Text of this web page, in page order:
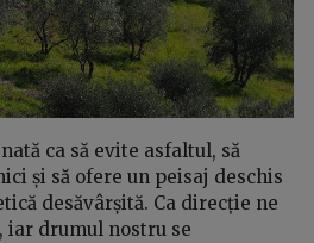
ca să evite asfaltul, să
și să ofere un peisaj deschis
desăvârșită. Ca direcție ne
iar drumul nostru se